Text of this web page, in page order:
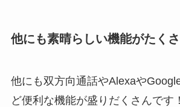
他にも素晴らしい機能がたく
他にも双方向通話やAlexaや
ど便利な機能が盛りだくさんです！